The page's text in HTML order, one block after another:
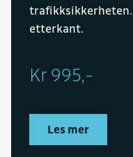
trafikksikkerheten.
etterkant.
Kr 995,-
Les mer